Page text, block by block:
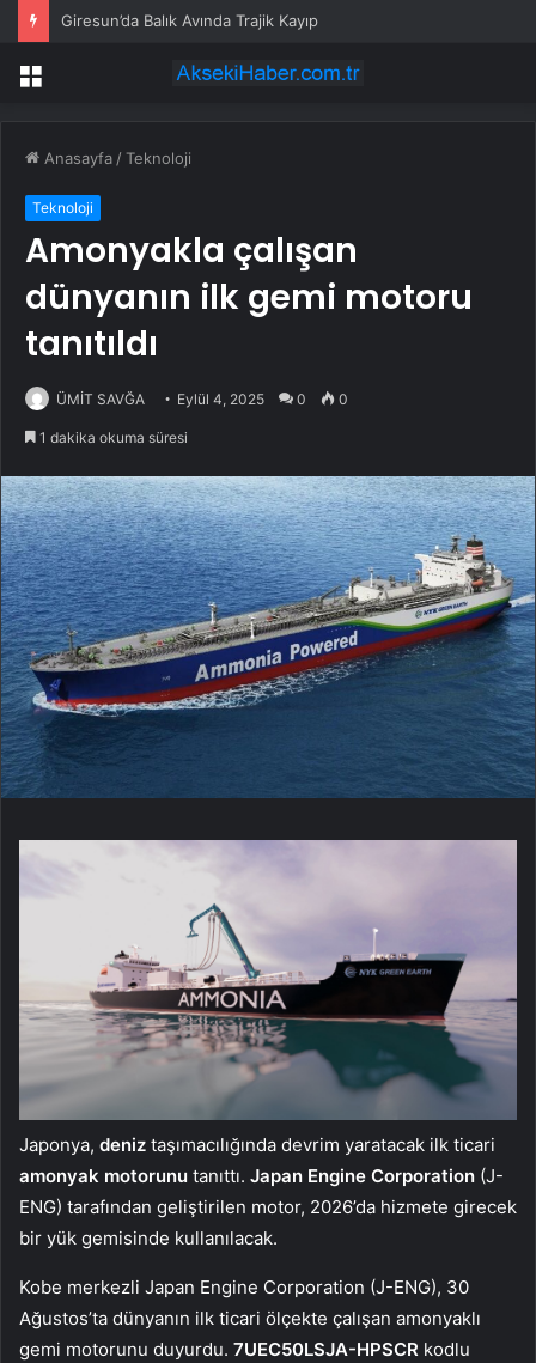
Giresun’da Balık Avında Trajik Kayıp
Menü
Anasayfa /Teknoloji
Teknoloji
Amonyakla çalışan
dünyanın ilk gemi motoru
tanıtıldı
ÜMİT SAVĞA Eylül 4, 2025 0 0
1 dakika okuma süresi
Japonya, deniz taşımacılığında devrim yaratacak ilk ticari
amonyak motorunu tanıttı. Japan Engine Corporation (J-
ENG) tarafından geliştirilen motor, 2026’da hizmete girecek
bir yük gemisinde kullanılacak.
Kobe merkezli Japan Engine Corporation (J-ENG), 30
Ağustos’ta dünyanın ilk ticari ölçekte çalışan amonyaklı
gemi motorunu duyurdu. 7UEC50LSJA-HPSCR kodlu